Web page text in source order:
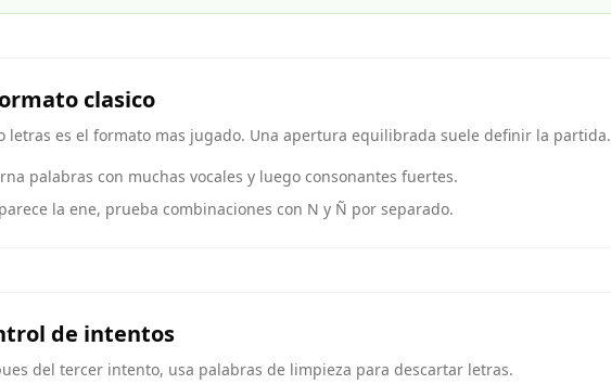
clasico
letras es el formato mas jugado. Una apertura equilibrada suele definir la partida.
palabras con muchas vocales y luego consonantes fuertes.
la ene, prueba combinaciones con N y Ñ por separado.
de intentos
del tercer intento, usa palabras de limpieza para descartar letras.